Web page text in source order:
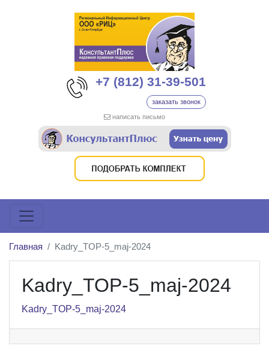
+7 (812) 31-39-501
заказать звонок
написать письмо
Главная Kadry_TOP-5_maj-2024
Kadry_TOP-5_maj-2024
Kadry_TOP-5_maj-2024